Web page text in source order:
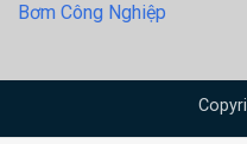
Bơm Công Nghiệp